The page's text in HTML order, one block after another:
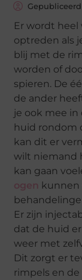
Er wordt heel
optreden als
blij met de
worden of
spieren. De
de ander
je ook mee in
huid rondom
kan dit er
wilt niemand
kan gaan
ogen kunnen
Er zijn
dat de huid
weer met
Dit zorgt er
rimpels en